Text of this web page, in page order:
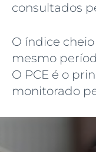
consultados
O índice cheio
mesmo
O PCE é o
monitorado